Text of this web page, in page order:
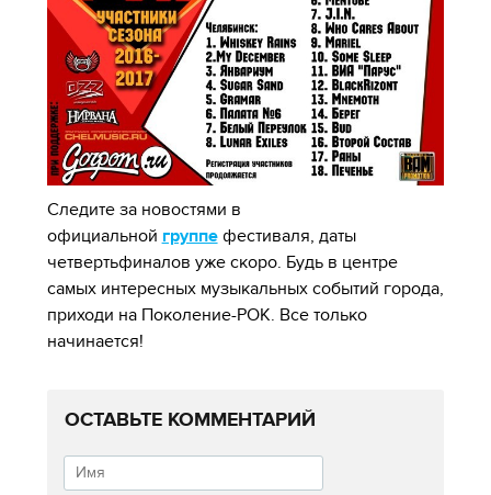
Следите за новостями в
официальной группефестиваля, даты
четвертьфиналов уже скоро. Будь в центре
самых интересных музыкальных событий города,
приходи на Поколение-РОК. Все только
начинается!
ОСТАВЬТЕ КОММЕНТАРИЙ